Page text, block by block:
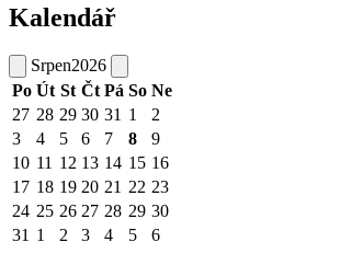
Kalendář
Srpen2026
Po Út St Čt Pá So Ne
27 28 29 30 31 1
2
3
4 5 6 7 8
9
10 11 12 13 14 15 16
17 18 19 20 21 22 23
24 25 26 27 28 29 30
31 1 2 3 4 5 6